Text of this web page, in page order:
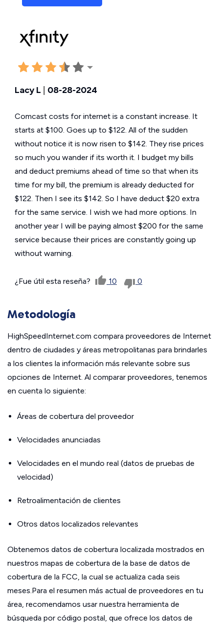
Lacy L 08-28-2024
Comcast costs for internet is a constant increase. It
starts at $100. Goes up to $122. All of the sudden
without notice it is now risen to $142. They rise prices
so much you wander if its worth it. I budget my bills
and deduct premiums ahead of time so that when its
time for my bill, the premium is already deducted for
$122. Then I see its $142. So I have deduct $20 extra
for the same service. I wish we had more options. In
another year I will be paying almost $200 for the same
service because their prices are constantly going up
without warning.
¿Fue útil esta reseña? 10 0
Metodología
HighSpeedInternet.com compara proveedores de Internet
dentro de ciudades y áreas metropolitanas para brindarles
a los clientes la información más relevante sobre sus
opciones de Internet. Al comparar proveedores, tenemos
en cuenta lo siguiente:
Áreas de cobertura del proveedor
Velocidades anunciadas
Velocidades en el mundo real (datos de pruebas de
velocidad)
Retroalimentación de clientes
Otros datos localizados relevantes
Obtenemos datos de cobertura localizada mostrados en
nuestros mapas de cobertura de la base de datos de
cobertura de la FCC, la cual se actualiza cada seis
meses.Para el resumen más actual de proveedores en tu
área, recomendamos usar nuestra herramienta de
búsqueda por código postal, que ofrece los datos de